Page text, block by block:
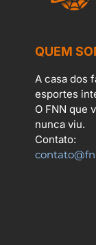
QUEM
A casa dos
esportes
O FNN que
nunca viu.
Contato: